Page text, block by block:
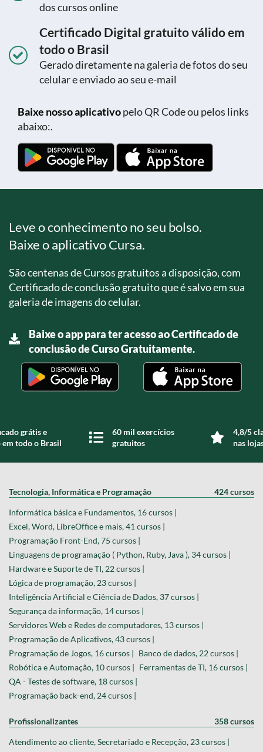
dos cursos online
Certificado Digital gratuito válido em
todo o Brasil
Gerado diretamente na galeria de fotos do seu
celular e enviado ao seu e-mail
Baixe nosso aplicativopelo QR Code ou pelos links
abaixo:.
Leve o conhecimento no seu bolso.
Baixe o aplicativo Cursa.
São centenas de Cursos gratuitos a disposição, com
Certificado de conclusão gratuito que é salvo em sua
galeria de imagens do celular.
Baixe o app para ter acesso ao Certificado de
conclusão de Curso Gratuitamente.
grátis e
todo o Brasil
60 mil exercícios
gratuitos
4,8/5
nas
Tecnologia, Informática e Programação 424 cursos
Informática básica e Fundamentos, 16 cursos |
Excel, Word, LibreOffice e mais, 41 cursos |
Programação Front-End, 75 cursos |
Linguagens de programação ( Python, Ruby, Java ), 34 cursos |
Hardware e Suporte de TI, 22 cursos |
Lógica de programação, 23 cursos |
Inteligência Artificial e Ciência de Dados, 37 cursos |
Segurança da informação, 14 cursos |
Servidores Web e Redes de computadores, 13 cursos |
Programação de Aplicativos, 43 cursos |
Programação de Jogos, 16 cursos | Banco de dados, 22 cursos |
Robótica e Automação, 10 cursos | Ferramentas de TI, 16 cursos |
QA - Testes de software, 18 cursos |
Programação back-end, 24 cursos |
Profissionalizantes 358 cursos
Atendimento ao cliente, Secretariado e Recepção, 23 cursos |